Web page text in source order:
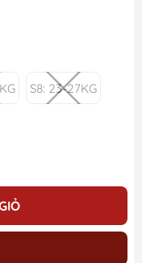
S8: 23-27KG